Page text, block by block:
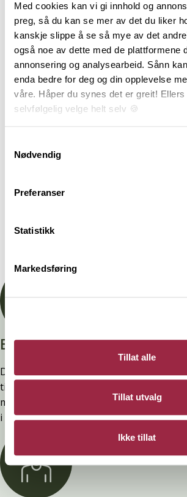
Med cookies kan vi gi innhold og
preg, så du kan se mer av det du liker
kanskje slippe å se så mye av det
også noe av dette med de plattformene
annonsering og analysearbeid. Sånn
enda bedre for deg og din opplevelse
våre. Håper du synes det er greit! Ellers
selvfølgelig velge helt selv 🍪
Nødvendig
Preferanser
Statistikk
Markedsføring
Tillat alle
Tillat utvalg
Ikke tillat
Skråkledning, også kalt
brukt på funkispregede bygninger fra
tallet. Forsiden på Skråkledning er
en markant skyggeeffekt på
kledningen er montert kan den være
skille fra Enkelfals, men Skråkledning
større skygge. Skråkledning
Behandling
Branntestet
Denne kledninger er testet,
tilfredsstiller preakseptert ytelse for
montering. Ytelsen opprettholdes ved å
i våre FDV-er.